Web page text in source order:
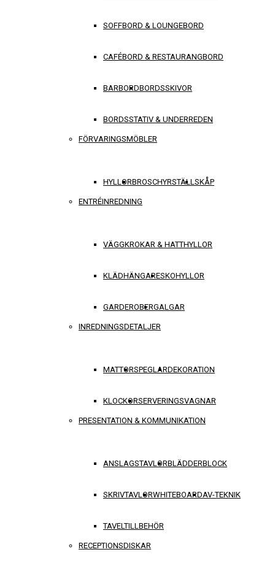
SOFFBORD & LOUNGEBORD
CAFÉBORD & RESTAURANGBORD
BARBORDBORDSSKIVOR
BORDSSTATIV & UNDERREDEN
FÖRVARINGSMÖBLER
HYLLORBROSCHYRSTÄLLSKÅP
ENTRÉINREDNING
VÄGGKROKAR & HATTHYLLOR
KLÄDHÄNGARESKOHYLLOR
GARDEROBERGALGAR
INREDNINGSDETALJER
MATTORSPEGLARDEKORATION
KLOCKORSERVERINGSVAGNAR
PRESENTATION & KOMMUNIKATION
ANSLAGSTAVLORBLÄDDERBLOCK
SKRIVTAVLORWHITEBOARDAV-TEKNIK
TAVELTILLBEHÖR
RECEPTIONSDISKAR